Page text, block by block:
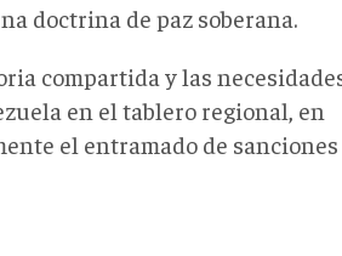
doctrina de paz soberana.
compartida y las
en el tablero regional, en
el entramado de sanciones